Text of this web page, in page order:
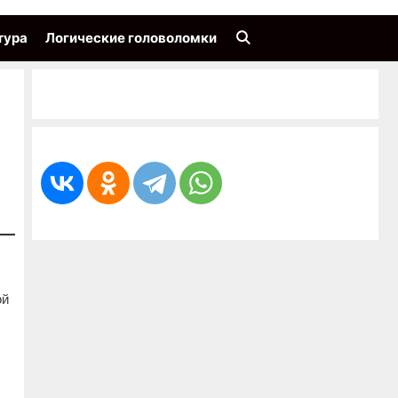
Логические головоломки